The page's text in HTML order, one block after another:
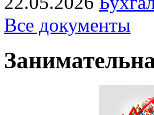
Все документы